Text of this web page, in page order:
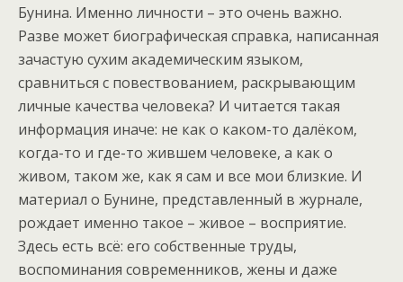
Бунина. Именно личности – это очень важно.
Разве может биографическая справка, написанная
зачастую сухим академическим языком,
сравниться с повествованием, раскрывающим
личные качества человека? И читается такая
информация иначе: не как о каком-то далёком,
когда-то и где-то жившем человеке, а как о
живом, таком же, как я сам и все мои близкие. И
материал о Бунине, представленный в журнале,
рождает именно такое – живое – восприятие.
Здесь есть всё: его собственные труды,
воспоминания современников, жены и даже